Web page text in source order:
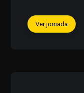
Ver jornada